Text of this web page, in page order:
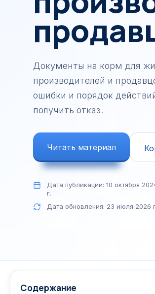
Документы на корм для
производителей и
ошибки и порядок
получить отказ.
Читать материал
Дата публикации: 10 октября
г.
Дата обновления: 23 июля 2026
Содержание